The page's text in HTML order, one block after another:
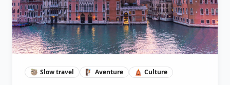
🦥 Slow travel 🧗🏽 Aventure 🛕 Culture